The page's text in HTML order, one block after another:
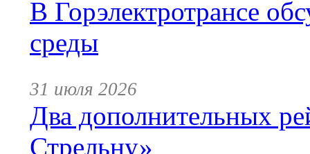
В Горэлектротрансе
среды
31 июля 2026
Два дополнительных
Стрельну»